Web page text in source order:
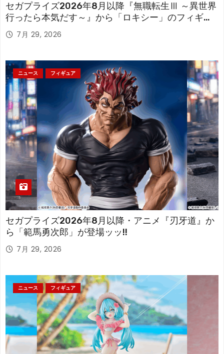
セガプライズ2026年8月以降『無職転生Ⅲ ～異世界
行ったら本気だす～』から「ロキシー」のフィギュ
アが登場！
7月 29, 2026
ニュース フィギュア
セガプライズ2026年8月以降・アニメ『刃牙道』か
ら「範馬勇次郎」が登場ッッ!!
7月 29, 2026
ニュース フィギュア